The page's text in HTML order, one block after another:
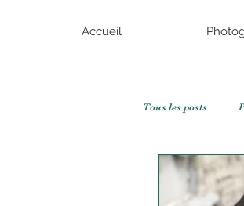
Accueil
Tous les posts